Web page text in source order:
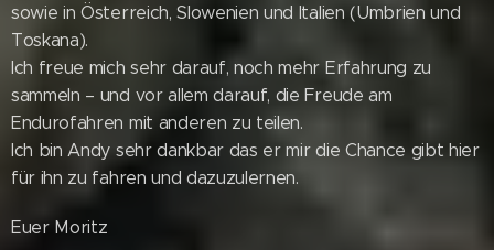
sowie in Österreich, Slowenien und Italien (Umbrien und
Toskana).
Ich freue mich sehr darauf, noch mehr Erfahrung zu
sammeln – und vor allem darauf, die Freude am
Endurofahren mit anderen zu teilen.
Ich bin Andy sehr dankbar das er mir die Chance gibt hier
für ihn zu fahren und dazuzulernen.
Euer Moritz